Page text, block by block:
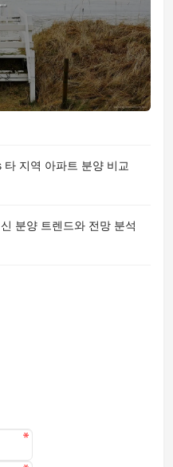
지역 아파트 분양 비교
분양 트렌드와 전망 분석